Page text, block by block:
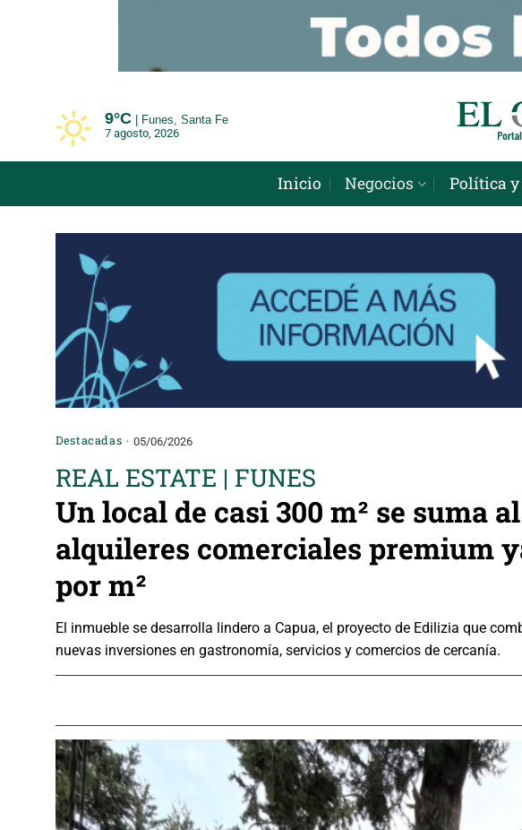
9°C
Funes, Santa Fe
7 agosto, 2026
Inicio Negocios Política
Destacadas 05/06/2026
REAL ESTATE | FUNES
Un local de casi 300 m² se suma
alquileres comerciales premium
por m²
El inmueble se desarrolla lindero a Capua, el proyecto de Edilizia que
nuevas inversiones en gastronomía, servicios y comercios de cercanía.